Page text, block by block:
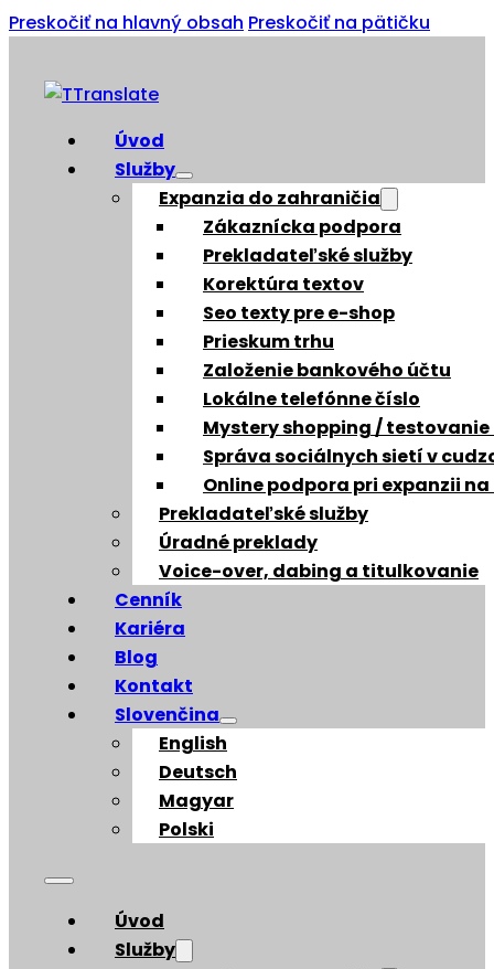
Preskočiť na hlavný obsah Preskočiť na pätičku
Úvod
Služby
Expanzia do zahraničia
Zákaznícka podpora
Prekladateľské služby
Korektúra textov
Seo texty pre e-shop
Prieskum trhu
Založenie bankového účtu
Lokálne telefónne číslo
Mystery shopping /
Správa sociálnych sietí v
Online podpora pri expanzii
Prekladateľské služby
Úradné preklady
Voice-over, dabing a titulkovanie
Cenník
Kariéra
Blog
Kontakt
Slovenčina
English
Deutsch
Magyar
Polski
Úvod
Služby